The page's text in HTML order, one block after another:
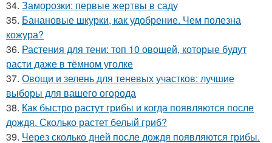
34. Заморозки: первые жертвы в саду
35. Банановые шкурки, как удобрение. Чем полезна
кожура?
36. Растения для тени: топ 10 овощей, которые будут
расти даже в тёмном уголке
37. Овощи и зелень для теневых участков: лучшие
выборы для вашего огорода
38. Как быстро растут грибы и когда появляются после
дождя. Сколько растет белый гриб?
39. Через сколько дней после дождя появляются грибы.